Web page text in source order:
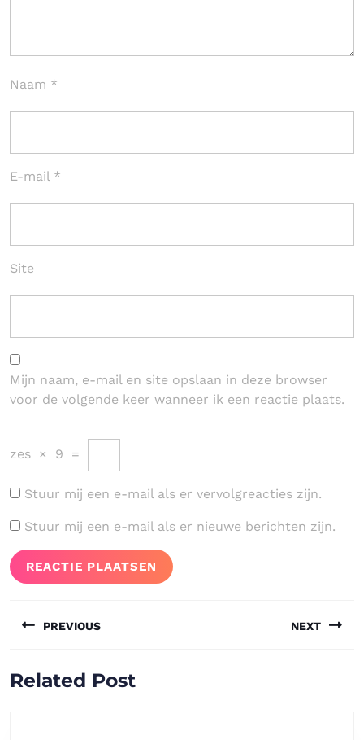
Naam *
E-mail *
Site
Mijn naam, e-mail en site opslaan in deze browser
voor de volgende keer wanneer ik een reactie plaats.
zes × 9 =
Stuur mij een e-mail als er vervolgreacties zijn.
Stuur mij een e-mail als er nieuwe berichten zijn.
navigatie
PREVIOUS
bericht:
NEXT
Related Post